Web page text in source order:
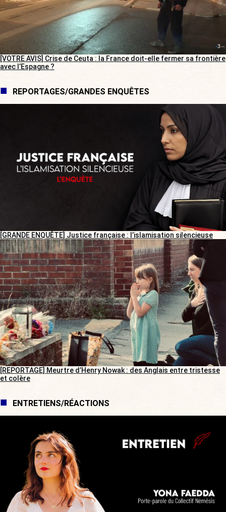
[VOTRE AVIS] Crise de Ceuta : la France doit-elle fermer sa frontière
avec l’Espagne ?
REPORTAGES/GRANDES ENQUÊTES
[GRANDE ENQUÊTE] Justice française : l’islamisation silencieuse
[REPORTAGE] Meurtre d’Henry Nowak : des Anglais entre tristesse
et colère
ENTRETIENS/RÉACTIONS